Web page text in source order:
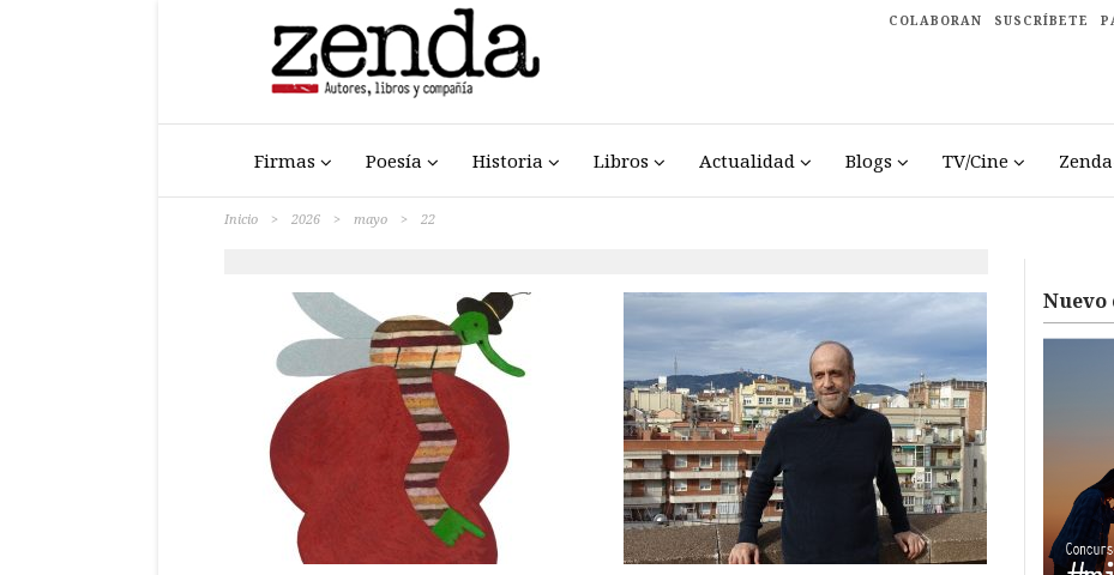
COLABORAN SUSCRÍBETE
Firmas Poesía Historia Libros Actualidad Blogs TV/Cine
Inicio > 2026 > mayo > 22
Nuevo